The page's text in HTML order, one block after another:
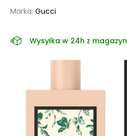
Marka: Gucci
Wysyłka w 24h z